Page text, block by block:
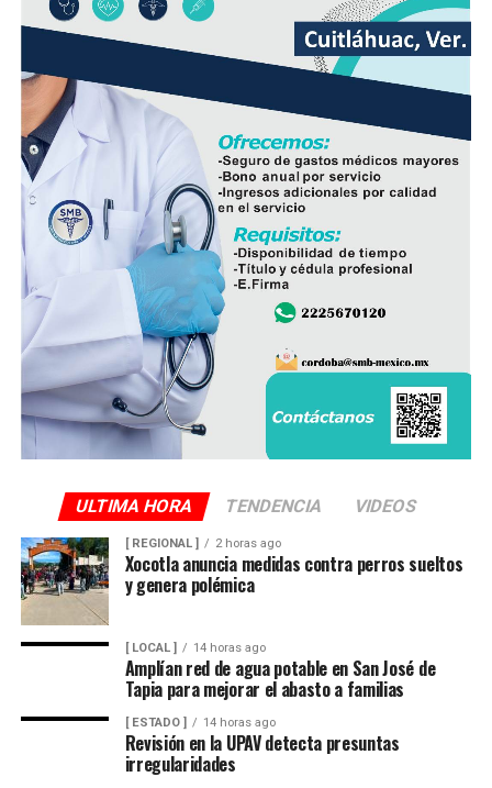
El líder sindical consideró que la estrategia deberá ir
acompañada de la participación de padres de familia,
docentes y autoridades educativas, a fin de que la
regulación tenga resultados positivos y contribuya a
mejorar el desempeño académico y el bienestar integral
de los estudiantes.
ULTIMA HORA TENDENCIA VIDEOS
[ REGIONAL ] 2 horas ago
Xocotla anuncia medidas contra perros sueltos
y genera polémica
[ LOCAL ] 14 horas ago
Amplían red de agua potable en San José de
Tapia para mejorar el abasto a familias
[ ESTADO ] 14 horas ago
Revisión en la UPAV detecta presuntas
irregularidades